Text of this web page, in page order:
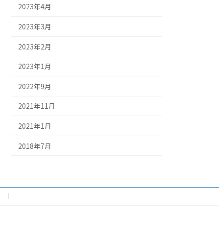
2023年4月
2023年3月
2023年2月
2023年1月
2022年9月
2021年11月
2021年1月
2018年7月